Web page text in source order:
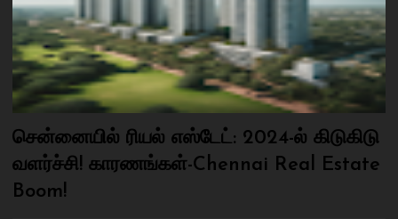
சென்னையில் ரியல் எஸ்டேட்: 2024-ல் கிடுகிடு
வளர்ச்சி! காரணங்கள்-Chennai Real Estate
Boom!